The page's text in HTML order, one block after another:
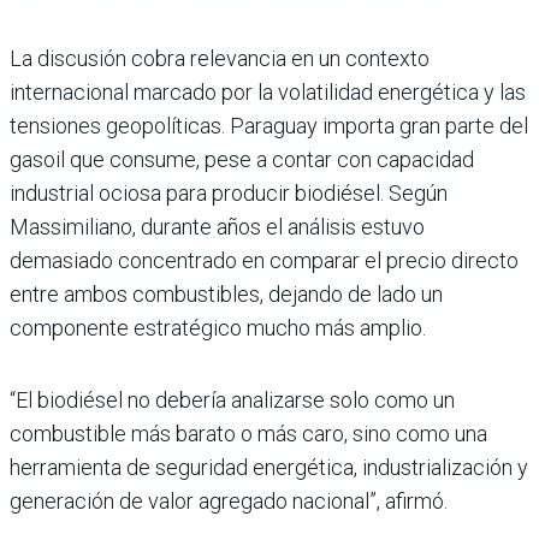
La discusión cobra relevancia en un contexto
internacional marcado por la volatilidad energética y las
tensiones geopolíticas. Paraguay importa gran parte del
gasoil que consume, pese a contar con capacidad
industrial ociosa para producir biodiésel. Según
Massimiliano, durante años el análisis estuvo
demasiado concentrado en comparar el precio directo
entre ambos combustibles, dejando de lado un
componente estratégico mucho más amplio.
“El biodiésel no debería analizarse solo como un
combustible más barato o más caro, sino como una
herramienta de seguridad energética, industrialización y
generación de valor agregado nacional”, afirmó.